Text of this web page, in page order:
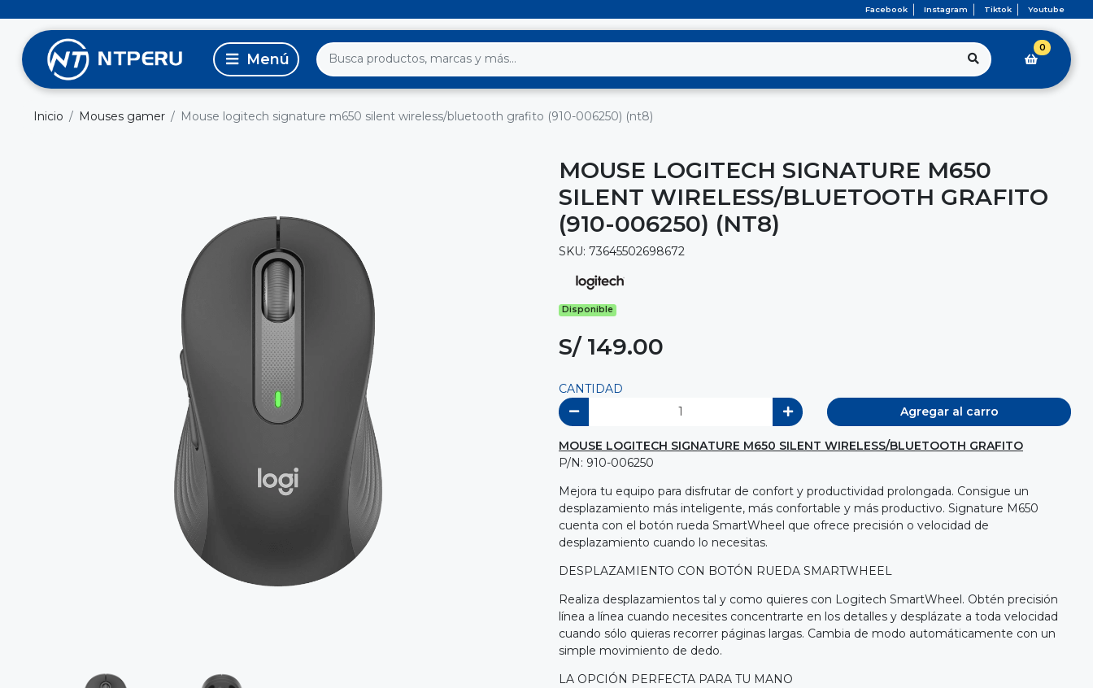
Facebook Instagram Tiktok Youtube
0
Inicio Mouses gamer Mouse logitech signature m650 silent wireless/bluetooth grafito (910-006250) (nt8)
MOUSE LOGITECH SIGNATURE M650
SILENT WIRELESS/BLUETOOTH GRAFITO
(910-006250) (NT8)
SKU: 73645502698672
Disponible
S/ 149.00
CANTIDAD
Agregar al carro
MOUSE LOGITECH SIGNATURE M650 SILENT WIRELESS/BLUETOOTH GRAFITO
P/N: 910-006250
Mejora tu equipo para disfrutar de confort y productividad prolongada. Consigue un
desplazamiento más inteligente, más confortable y más productivo. Signature M650
cuenta con el botón rueda SmartWheel que ofrece precisión o velocidad de
desplazamiento cuando lo necesitas.
DESPLAZAMIENTO CON BOTÓN RUEDA SMARTWHEEL
Realiza desplazamientos tal y como quieres con Logitech SmartWheel. Obtén precisión
línea a línea cuando necesites concentrarte en los detalles y desplázate a toda velocidad
cuando sólo quieras recorrer páginas largas. Cambia de modo automáticamente con un
simple movimiento de dedo.
LA OPCIÓN PERFECTA PARA TU MANO